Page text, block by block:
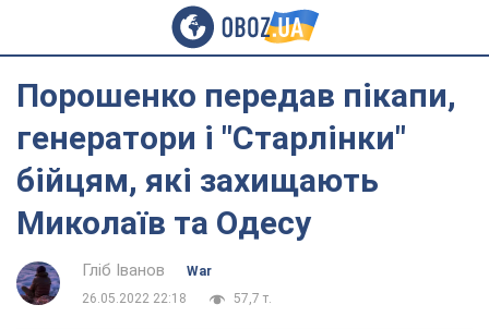
Порошенко передав пікапи,
генератори і "Старлінки"
бійцям, які захищають
Миколаїв та Одесу
Гліб Іванов
War
26.05.2022 22:18
57,7 т.